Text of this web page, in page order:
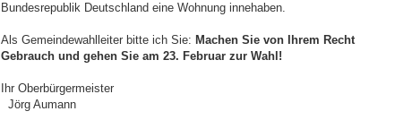
Bundesrepublik Deutschland eine Wohnung innehaben.
Als Gemeindewahlleiter bitte ich Sie: Machen Sie von Ihrem Recht
Gebrauch und gehen Sie am 23. Februar zur Wahl!
Ihr Oberbürgermeister
Jörg Aumann